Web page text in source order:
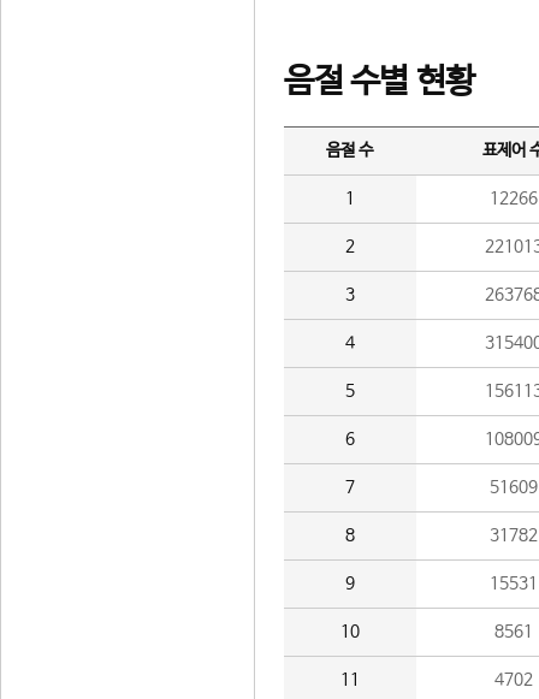
음절 수별 현황
음절 수 표제어
1 12266
2
3
4
5
6
7 51609
8 31782
9 15531
10 8561
11 4702